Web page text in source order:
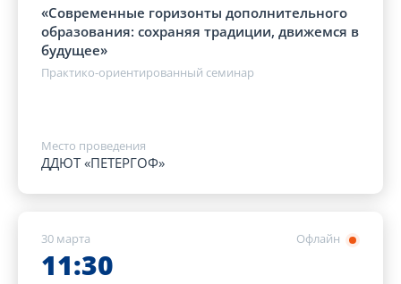
«Современные горизонты дополнительного
образования: сохраняя традиции, движемся в
будущее»
Практико-ориентированный семинар
Место проведения
ДДЮТ «ПЕТЕРГОФ»
Офлайн
30 марта
11:30